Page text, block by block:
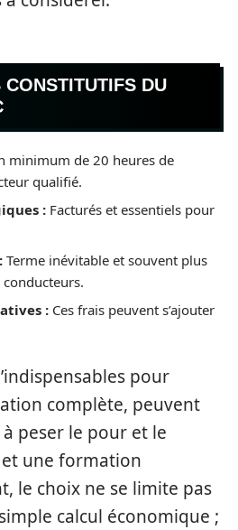
DU
minimum de 20 heures de
qualifié.
: Facturés et essentiels pour
Terme inévitable et souvent plus
: Ces frais peuvent s’ajouter
pour
complète, peuvent
peser le pour et le
et une formation
le choix ne se limite pas
calcul économique ;